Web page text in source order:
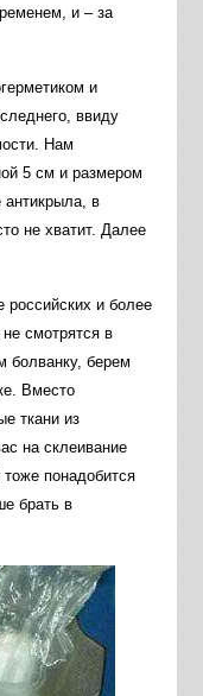
и – за
и
ввиду
Нам
5 см и размером
в
не хватит. Далее
российских и более
смотрятся в
болванку, берем
Вместо
ткани из
на склеивание
понадобится
брать в